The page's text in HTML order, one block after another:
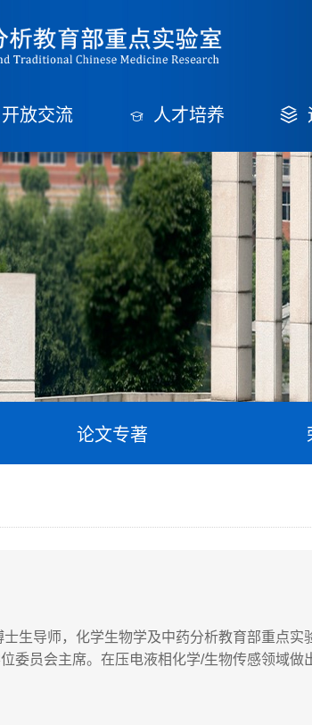
开放交流 人才培养
论文专著
生导师，化学生物学及中药分析教育部重点实
委员会主席。在压电液相化学/生物传感领域做